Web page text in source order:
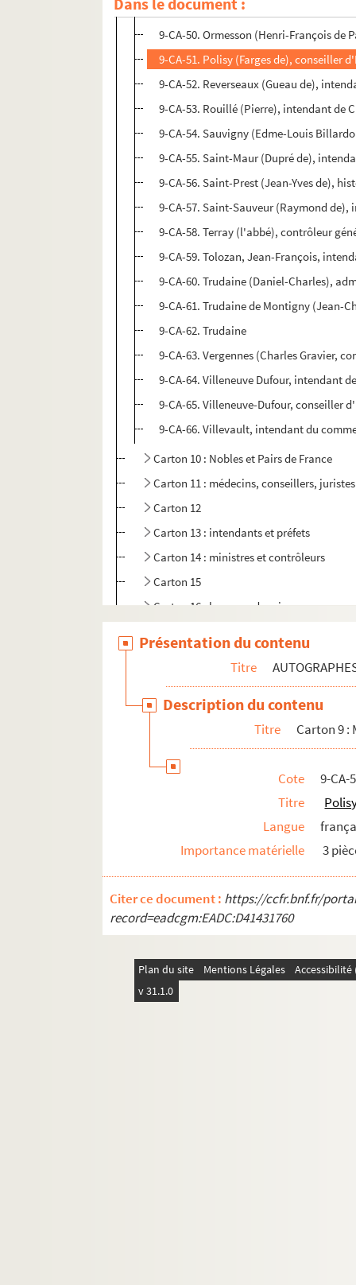
9-CA-49. Ormesson (Anne-Louis-
9-CA-50. Ormesson (Henri-François de
9-CA-51. Polisy (Farges de), conseiller
9-CA-52. Reverseaux (Gueau de),
9-CA-53. Rouillé (Pierre), intendant de
9-CA-54. Sauvigny (Edme-Louis
9-CA-55. Saint-Maur (Dupré de),
9-CA-56. Saint-Prest (Jean-Yves de),
9-CA-57. Saint-Sauveur (Raymond
9-CA-58. Terray (l'abbé), contrôleur
9-CA-59. Tolozan, Jean-François,
9-CA-60. Trudaine (Daniel-Charles),
9-CA-61. Trudaine de Montigny (Jean-
9-CA-62. Trudaine
9-CA-63. Vergennes (Charles Gravier,
9-CA-64. Villeneuve Dufour, intendant
9-CA-65. Villeneuve-Dufour, conseiller
9-CA-66. Villevault, intendant du
Carton 10 : Nobles et Pairs de France
Carton 11 : médecins, conseillers, juristes
Carton 12
Carton 13 : intendants et préfets
Carton 14 : ministres et contrôleurs
Carton 15
Carton 16 : hommes de sciences
Carton 20 : personnalités étrangères
Carton 21 : hauts dignitaires
Carton 22
Carton 23 : historiens, géographes et
Carton 24 : personnalités régionales
Carton 25 : personnalités régionales
Carton 26
Carton 27
Carton 28
Carton 29
PAPIERS DE LA FAMILLE DE FLAVIGNY
PAPIERS NON PORTÉS AU CATALOGUE
Présentation du contenu
Titre
Description du contenu
Titre Carton 9
Cote
9-CA-
Titre
Langue
Importance matérielle
3
Citer ce document : https://ccfr.bnf.fr/
record=eadcgm:EADC:D41431760
Plan du site Mentions Légales
v 31.1.0